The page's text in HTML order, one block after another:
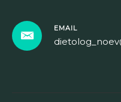
EMAIL